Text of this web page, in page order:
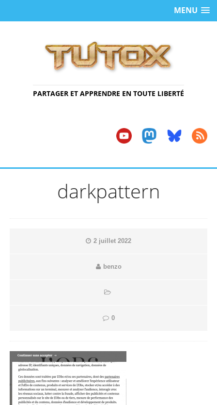
MENU
PARTAGER ET APPRENDRE EN TOUTE LIBERTÉ
darkpattern
2 juillet 2022
benzo
0